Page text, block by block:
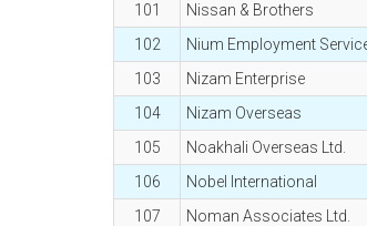
101
Nissan & Brothers
102
Nium Employment
103
Nizam Enterprise
104
Nizam Overseas
105
Noakhali Overseas Ltd.
106
Nobel International
107
Noman Associates Ltd.